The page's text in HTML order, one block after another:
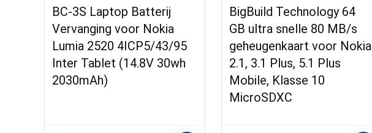
BC-3S Laptop Batterij
Vervanging voor Nokia
Lumia 2520 4ICP5/43/95
Inter Tablet (14.8V 30wh
2030mAh)
BigBuild Technology 64
GB ultra snelle 80 MB/s
geheugenkaart voor Nokia
2.1, 3.1 Plus, 5.1 Plus
Mobile, Klasse 10
MicroSDXC